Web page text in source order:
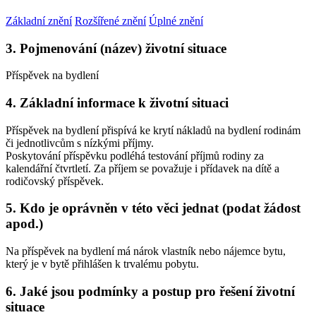
Základní znění Rozšířené znění Úplné znění
3. Pojmenování (název) životní situace
Příspěvek na bydlení
4. Základní informace k životní situaci
Příspěvek na bydlení přispívá ke krytí nákladů na bydlení rodinám
či jednotlivcům s nízkými příjmy.
Poskytování příspěvku podléhá testování příjmů rodiny za
kalendářní čtvrtletí. Za příjem se považuje i přídavek na dítě a
rodičovský příspěvek.
5. Kdo je oprávněn v této věci jednat (podat žádost
apod.)
Na příspěvek na bydlení má nárok vlastník nebo nájemce bytu,
který je v bytě přihlášen k trvalému pobytu.
6. Jaké jsou podmínky a postup pro řešení životní
situace